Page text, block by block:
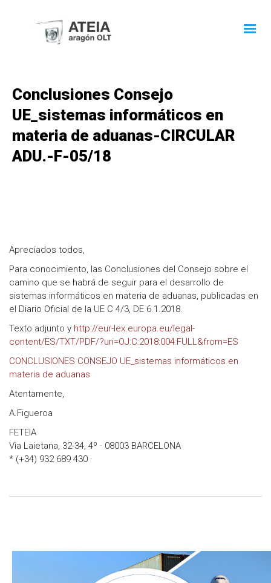
Conclusiones Consejo
UE_sistemas informáticos en
materia de aduanas-CIRCULAR
ADU.-F-05/18
Apreciados todos,
Para conocimiento, las Conclusiones del Consejo sobre el
camino que se habrá de seguir para el desarrollo de
sistemas informáticos en materia de aduanas, publicadas en
el Diario Oficial de la UE C 4/3, DE 6.1.2018.
Texto adjunto y http://eur-lex.europa.eu/legal-
content/ES/TXT/PDF/?uri=OJ:C:2018:004:FULL&from=ES
CONCLUSIONES CONSEJO UE_sistemas informáticos en
materia de aduanas
Atentamente,
A.Figueroa
FETEIA
Via Laietana, 32-34, 4º · 08003 BARCELONA
* (+34) 932 689 430 ·